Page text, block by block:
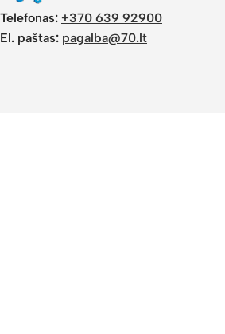
Telefonas: +370 639 92900
El. paštas: pagalba@70.lt